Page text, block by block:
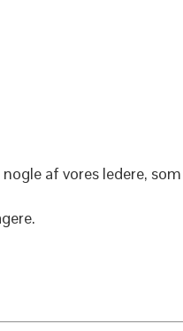
af vores ledere,